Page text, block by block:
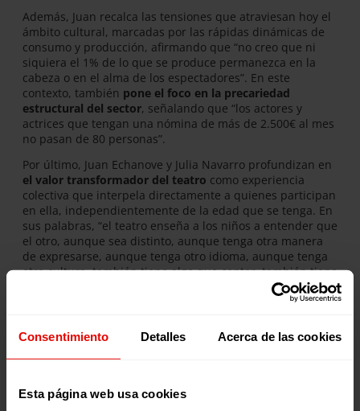
Consentimiento Detalles Acerca de las cookies
Esta página web usa cookies
Además, Juan recalca las tensiones que atraviesan hoy el
ámbito cultural, marcadas por las rápidas dinámicas de
consumo y producción, afirmando que “no creo que ni
siquiera el 1% de lo que se produce permanezca en la
cabeza o en el alma de los espectadores”. En este
contexto, también pone el foco en la precariedad
estructural del sector, señalando que “los actores y
actrices que tengan una nómina de más de 2.500€ al mes
no pasan de 80 personas”.
Por último, Juan Echanove y Julia Navarro profundizan en
el valor transformador del teatro como experiencia
colectiva que interpela directamente a quienes participan
en ella, independientemente de la edad que se tenga. En
sus palabras, “el teatro enseña a los niños a entender que
el otro, aunque sea distinto, aunque tenga otra manera
de expresarse, aunque tenga otro idioma, aunque tenga
otra cultura, también tiene algo que contar, también tiene
algo que decir”, situando así las artes escénicas como un
espacio que favorece el aprendizaje en igualdad, el
relaciones más justas.
¿Qué es ‘Voces por una Causa’
con Julia Navarro?